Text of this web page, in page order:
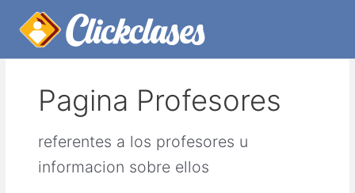
contenido
Inicio Pagina Profesores
Pagina Profesores
referentes a los profesores u
informacion sobre ellos
entradas